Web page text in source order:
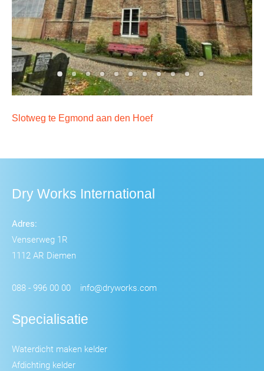
Slotweg te Egmond aan den Hoef
Dry Works International
Adres:
Venserweg 1R
1112 AR Diemen
088 - 996 00 00 info@dryworks.com
Specialisatie
Waterdicht maken kelder
Afdichting kelder